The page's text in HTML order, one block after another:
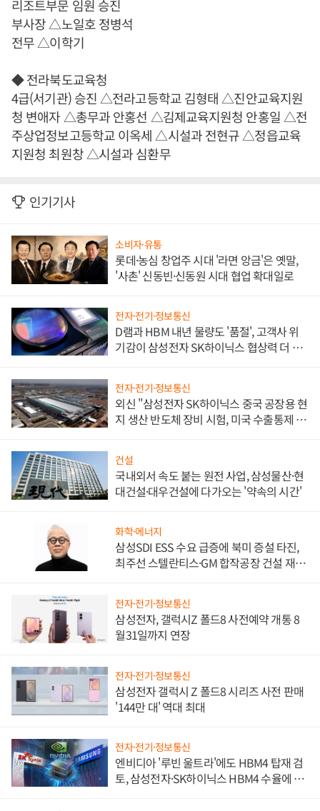
리조트부문 임원 승진
부사장 △노일호 정병석
전무 △이학기
◆ 전라북도교육청
4급(서기관) 승진 △전라고등학교 김형태 △진안교육지원
청 변애자 △총무과 안홍선 △김제교육지원청 안홍일 △전
주상업정보고등학교 이옥세 △시설과 전현규 △정읍교육
지원청 최원창 △시설과 심환무
인기기사
소비자·유통
롯데·농심 창업주 시대 '라면 앙금'은 옛말,
'사촌' 신동빈·신동원 시대 협업 확대일로
전자·전기·정보통신
D램과 HBM 내년 물량도 '품절', 고객사 위
기감이 삼성전자 SK하이닉스 협상력 더 키
전자·전기·정보통신
외신 "삼성전자 SK하이닉스 중국 공장용 현
지 생산 반도체 장비 시험, 미국 수출통제 대
건설
국내외서 속도 붙는 원전 사업, 삼성물산·현
대건설·대우건설에 다가오는 '약속의 시간'
화학·에너지
삼성SDI ESS 수요 급증에 북미 증설 타진,
최주선 스텔란티스·GM 합작공장 건설 재추
전자·전기·정보통신
삼성전자, 갤럭시Z 폴드8 사전예약 개통 8
월31일까지 연장
전자·전기·정보통신
삼성전자 갤럭시 Z 폴드8 시리즈 사전 판매
'144만 대' 역대 최대
전자·전기·정보통신
엔비디아 '루빈 울트라'에도 HBM4 탑재 검
토, 삼성전자·SK하이닉스 HBM4 수율에 주